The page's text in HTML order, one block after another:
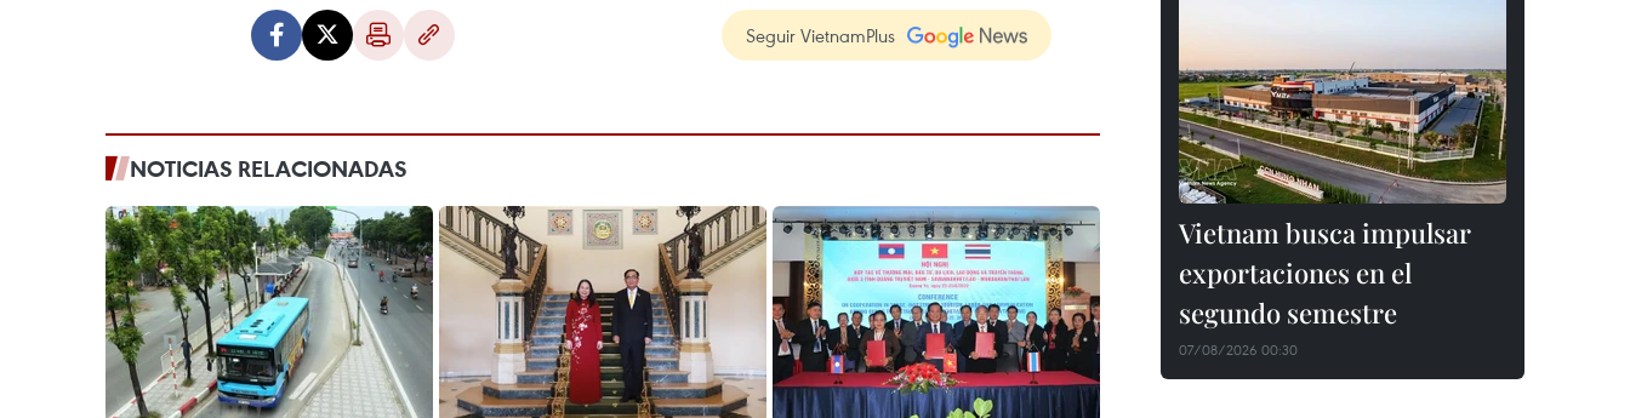
Seguir VietnamPlus
NOTICIAS RELACIONADAS
Vietnam busca impulsar
exportaciones en el
segundo semestre
07/08/2026 00:30